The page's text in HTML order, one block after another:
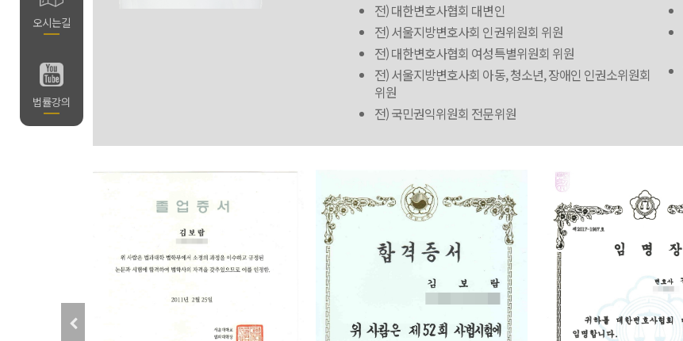
전) 대한변호사협회 대변인
전) 서울지방변호사회 인권위원회 위원
전) 대한변호사협회 여성특별위원회 위원
전) 서울지방변호사회 아동, 청소년, 장애인 인권소위원회
위원
전) 국민권익위원회 전문위원
오시는길
법률강의